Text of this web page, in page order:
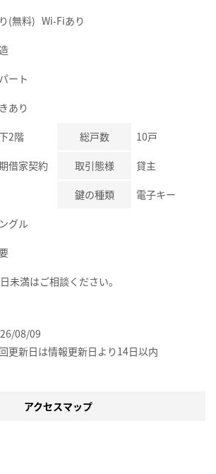
(無料) Wi-Fiあり
ート
あり
2階 総戸数 10戸
借家契約 取引態様 貸主
鍵の種類 電子キー
グル
未満はご相談ください。
08/09
更新日は情報更新日より14日以内
アクセスマップ